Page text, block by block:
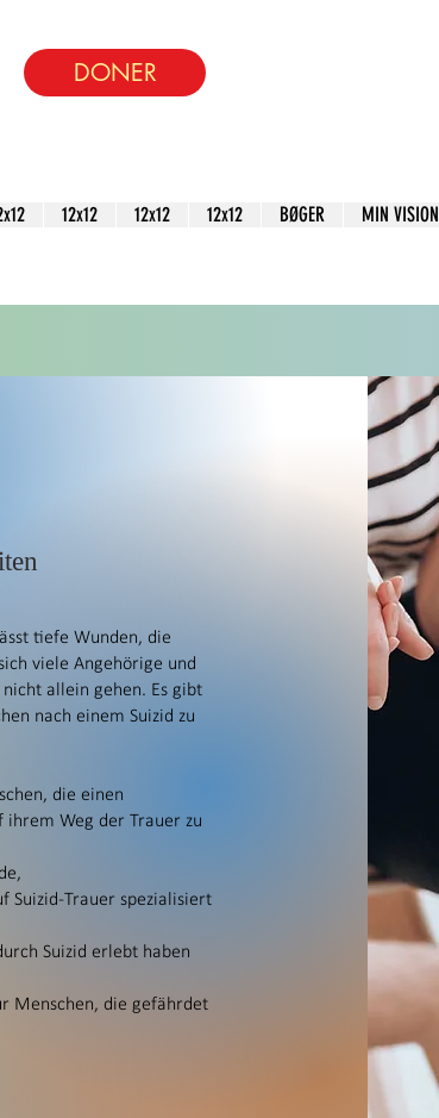
DONER
12x12 12x12 12x12 BØGER MIN VISION
tiefe Wunden, die
viele Angehörige und
allein gehen. Es gibt
nach einem Suizid zu
die einen
ihrem Weg der Trauer zu
Suizid-Trauer spezialisiert
Suizid erlebt haben
Menschen, die gefährdet